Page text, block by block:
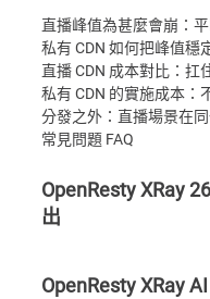
直播峰值為甚麼會崩：
私有 CDN 如何把峰值穩
直播 CDN 成本對比：扛
私有 CDN 的實施成本：
分發之外：直播場景在
常見問題 FAQ
OpenResty XRay
出
OpenResty XRay